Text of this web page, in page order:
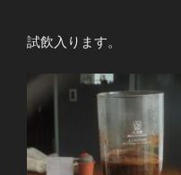
試飲入ります。